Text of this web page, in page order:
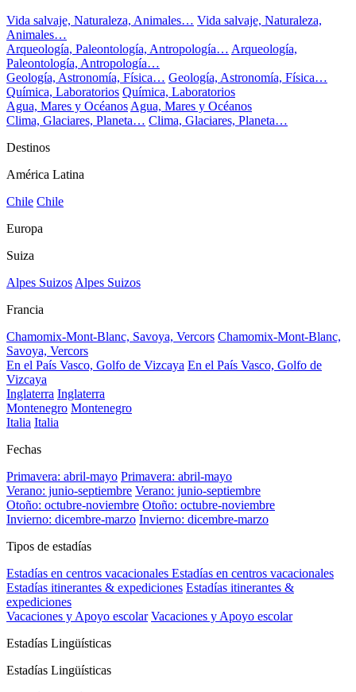
Vida salvaje, Naturaleza, Animales… Vida salvaje, Naturaleza,
Animales…
Arqueología, Paleontología, Antropología… Arqueología,
Paleontología, Antropología…
Geología, Astronomía, Física… Geología, Astronomía, Física…
Química, Laboratorios Química, Laboratorios
Agua, Mares y Océanos Agua, Mares y Océanos
Clima, Glaciares, Planeta… Clima, Glaciares, Planeta…
Destinos
América Latina
Chile Chile
Europa
Suiza
Alpes Suizos Alpes Suizos
Francia
Chamomix-Mont-Blanc, Savoya, Vercors Chamomix-Mont-Blanc,
Savoya, Vercors
En el País Vasco, Golfo de Vizcaya En el País Vasco, Golfo de
Vizcaya
Inglaterra Inglaterra
Montenegro Montenegro
Italia Italia
Fechas
Primavera: abril-mayo Primavera: abril-mayo
Verano: junio-septiembre Verano: junio-septiembre
Otoño: octubre-noviembre Otoño: octubre-noviembre
Invierno: dicembre-marzo Invierno: dicembre-marzo
Tipos de estadías
Estadías en centros vacacionales Estadías en centros vacacionales
Estadías itinerantes & expediciones Estadías itinerantes &
expediciones
Vacaciones y Apoyo escolar Vacaciones y Apoyo escolar
Estadías Lingüísticas
Estadías Lingüísticas